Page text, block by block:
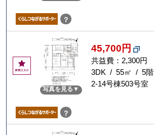
？
お
気
写真を見る
45,700円
共益費：2,300円
3DK / 55㎡ / 5階
2-14号棟503号室
？